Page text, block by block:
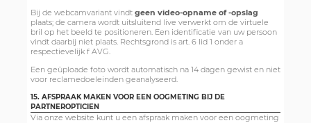
Bij de webcamvariant vindt geen video-opname of -opslag
plaats; de camera wordt uitsluitend live verwerkt om de virtuele
bril op het beeld te positioneren. Een identificatie van uw persoon
vindt daarbij niet plaats. Rechtsgrond is art. 6 lid 1 onder a
respectievelijk f AVG.
Een geüploade foto wordt automatisch na 14 dagen gewist en niet
voor reclamedoeleinden geanalyseerd.
15. AFSPRAAK MAKEN VOOR EEN OOGMETING BIJ DE
PARTNEROPTICIEN
Via onze website kunt u een afspraak maken voor een oogmeting